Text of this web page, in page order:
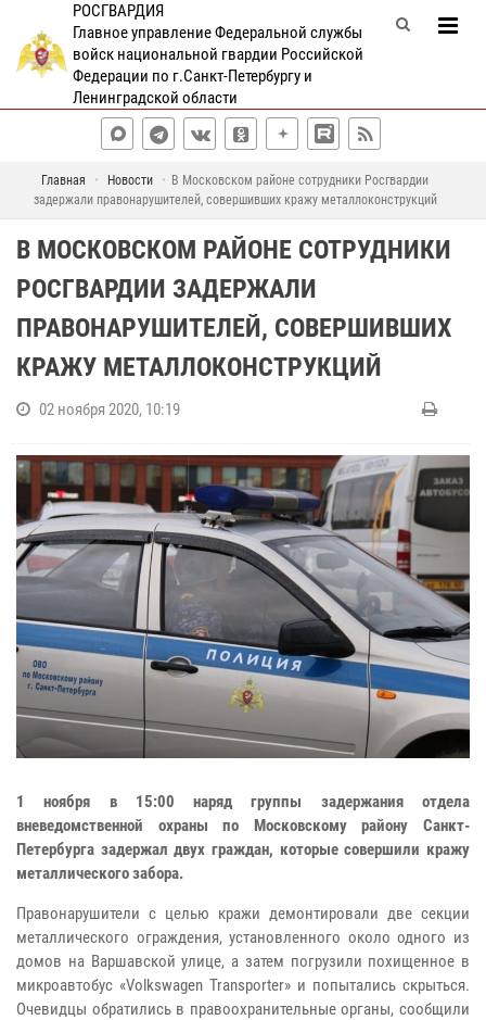
РОСГВАРДИЯ
Главное управление Федеральной службы
войск национальной гвардии Российской
Федерации по г.Санкт-Петербургу и
Ленинградской области
Главная Новости
В Московском районе сотрудники Росгвардии
задержали правонарушителей, совершивших кражу металлоконструкций
В МОСКОВСКОМ РАЙОНЕ СОТРУДНИКИ
РОСГВАРДИИ ЗАДЕРЖАЛИ
ПРАВОНАРУШИТЕЛЕЙ, СОВЕРШИВШИХ
КРАЖУ МЕТАЛЛОКОНСТРУКЦИЙ
02 ноября 2020, 10:19
1 ноября в 15:00 наряд группы задержания отдела
вневедомственной охраны по Московскому району Санкт-
Петербурга задержал двух граждан, которые совершили кражу
металлического забора.
Правонарушители с целью кражи демонтировали две секции
металлического ограждения, установленного около одного из
домов на Варшавской улице, а затем погрузили похищенное в
микроавтобус «Volkswagen Transporter» и попытались скрыться.
Очевидцы обратились в правоохранительные органы, сообщили